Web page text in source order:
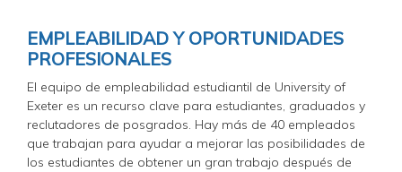
EMPLEABILIDAD Y OPORTUNIDADES
PROFESIONALES
El equipo de empleabilidad estudiantil de University of
Exeter es un recurso clave para estudiantes, graduados y
reclutadores de posgrados. Hay más de 40 empleados
que trabajan para ayudar a mejorar las posibilidades de
los estudiantes de obtener un gran trabajo después de